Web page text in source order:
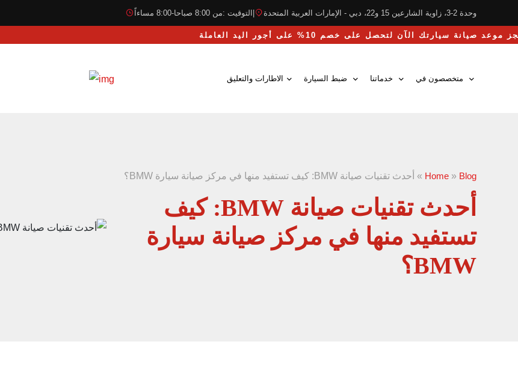
وحدة 2-3، زاوية الشارعين 15 و22، دبي - الإمارات العربية المتحدة التوقيت :من 8:00 صباحا-8:00 مساءاً
احجز موعد صيانة سيارتك الآن لتحصل على خصم 10% على أجور اليد العاملة
الاطارات والتعليق
Home » Blog
» أحدث تقنيات صيانة BMW: كيف تستفيد منها في مركز صيانة سيارة BMW؟
أحدث تقنيات صيانة BMW: كيف
تستفيد منها في مركز صيانة سيارة
BMW؟